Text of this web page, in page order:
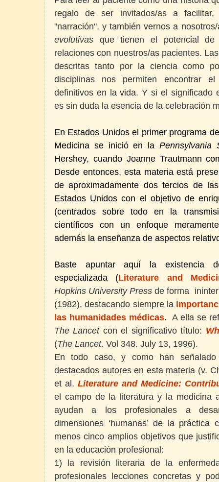
regalo de ser invitados/as a
"narración", y también vernos a
evolutivas que tienen el potencial de
relaciones con nuestros/as pacientes.
descritas tanto por la ciencia como
disciplinas nos permiten encontrar
definitivos en la vida. Y si el significado
es sin duda la esencia de la celebración
En Estados Unidos el primer programa
Medicina se inició en la Pennsylvania
Hershey, cuando Joanne Trautmann
Desde entonces, esta materia está
de aproximadamente dos tercios de
Estados Unidos con el objetivo de
(centrados sobre todo en la
científicos con un enfoque
además la enseñanza de aspectos
Baste apuntar aquí la existencia
especializada (Literature and
Hopkins University Press de forma
(1982), destacando siempre la
las humanidades médicas. A ella se
The Lancetcon el significativo título:
(The Lancet. Vol 348. July 13, 1996).
En todo caso, y como han
destacados autores en esta materia (v.
et al. Literature and Medicine:
el campo de la literatura y la medicina
ayudan a los profesionales a
dimensiones ‘humanas’ de la práctica
menos cinco amplios objetivos que
en la educación profesional:
1) la revisión literaria de la
profesionales lecciones concretas y